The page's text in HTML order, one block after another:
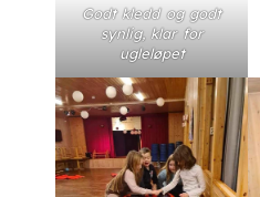
Godt kledd og godt
synlig, klar for
ugleløpet